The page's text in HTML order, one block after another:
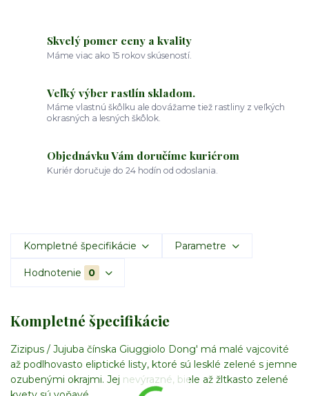
Skvelý pomer ceny a kvality
Máme viac ako 15 rokov skúseností.
Veľký výber rastlín skladom.
Máme vlastnú škôlku ale dovážame tiež rastliny z veľkých
okrasných a lesných škôlok.
Objednávku Vám doručíme kuriérom
Kuriér doručuje do 24 hodín od odoslania.
Kompletné špecifikácie Parametre
Hodnotenie 0
Kompletné špecifikácie
Zizipus / Jujuba čínska Giuggiolo Dong' má malé vajcovité
až podlhovasto eliptické listy, ktoré sú lesklé zelené s jemne
ozubenými okrajmi. Jej nevýrazné, biele až žltkasto zelené